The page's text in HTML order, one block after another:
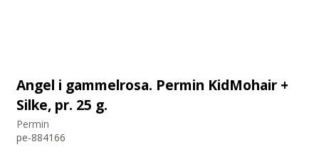
Angel i gammelrosa. Permin KidMohair +
Silke, pr. 25 g.
Permin
pe-884166